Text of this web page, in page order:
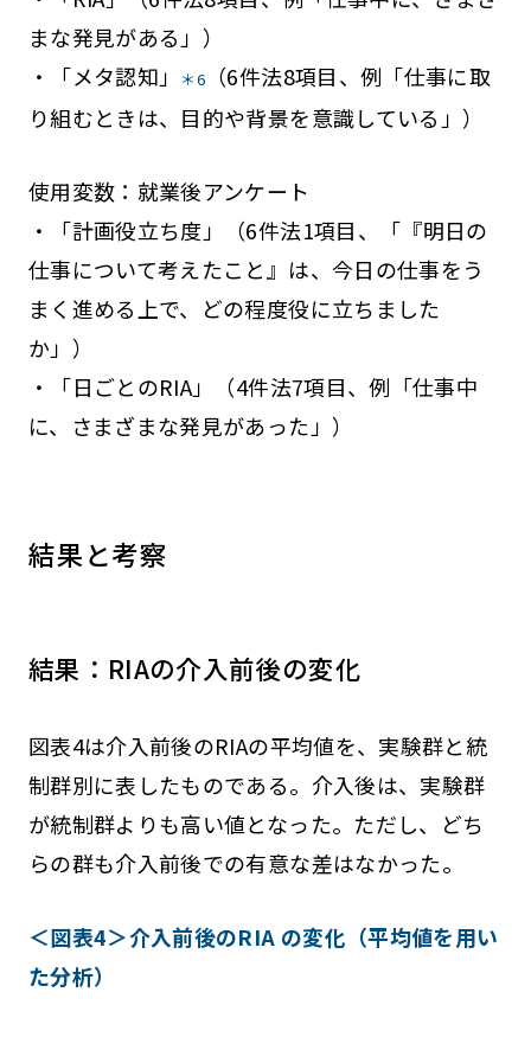
まな発見がある」）
・「メタ認知」
＊6
（6件法8項目、例「仕事に取
り組むときは、目的や背景を意識している」）
使用変数：就業後アンケート
・「計画役立ち度」（6件法1項目、「『明日の
仕事について考えたこと』は、今日の仕事をう
まく進める上で、どの程度役に立ちました
か」）
・「日ごとのRIA」（4件法7項目、例「仕事中
に、さまざまな発見があった」）
結果と考察
結果：RIAの介入前後の変化
図表4は介入前後のRIAの平均値を、実験群と統
制群別に表したものである。介入後は、実験群
が統制群よりも高い値となった。ただし、どち
らの群も介入前後での有意な差はなかった。
＜図表4＞介入前後のRIA の変化（平均値を用い
た分析）